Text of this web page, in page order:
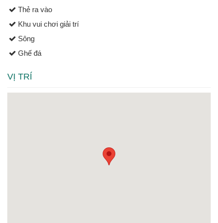
Thẻ ra vào
Khu vui chơi giải trí
Sông
Ghế đá
VỊ TRÍ